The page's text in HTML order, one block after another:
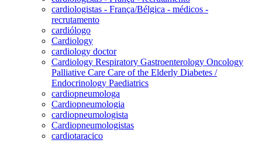
cardiologistas - França/Bélgica - médicos -
recrutamento
cardiólogo
Cardiology
cardiology doctor
Cardiology Respiratory Gastroenterology Oncology
Palliative Care Care of the Elderly Diabetes /
Endocrinology Paediatrics
cardiopneumologa
Cardiopneumologia
cardiopneumologista
Cardiopneumologistas
cardiotaracico